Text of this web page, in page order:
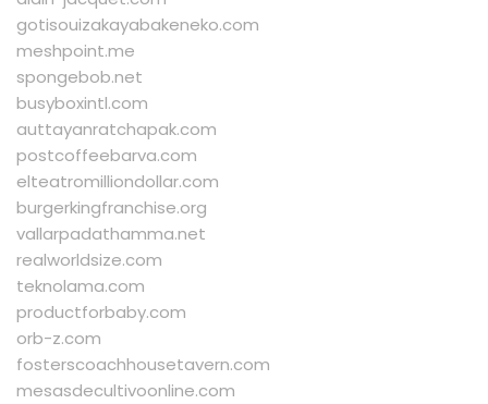
gotisouizakayabakeneko.com
meshpoint.me
spongebob.net
busyboxintl.com
auttayanratchapak.com
postcoffeebarva.com
elteatromilliondollar.com
burgerkingfranchise.org
vallarpadathamma.net
realworldsize.com
teknolama.com
productforbaby.com
orb-z.com
fosterscoachhousetavern.com
mesasdecultivoonline.com